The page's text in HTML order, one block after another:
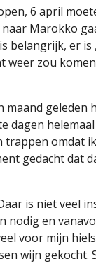
6 april
Marokko
belangrijk, er is
weer zou
maand geleden
dagen
omdat
gedacht dat
is niet veel
nodig en
voor mijn
wijn gekocht.